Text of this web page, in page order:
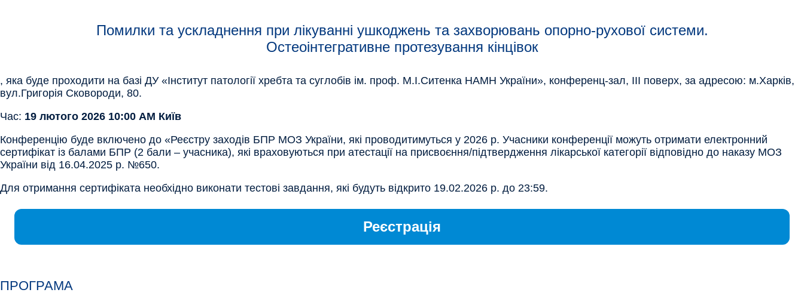
Помилки та ускладнення при лікуванні ушкоджень та захворювань опорно-рухової системи.
Остеоінтегративне протезування кінцівок
, яка буде проходити на базі ДУ «Інститут патології хребта та суглобів ім. проф. М.І.Ситенка НАМН України», конференц-зал, ІІІ поверх, за адресою: м.Харків,
вул.Григорія Сковороди, 80.
Час: 19 лютого 2026 10:00 AM Київ
Конференцію буде включено до «Реєстру заходів БПР МОЗ України, які проводитимуться у 2026 р. Учасники конференції можуть отримати електронний
сертифікат із балами БПР (2 бали – учасника), які враховуються при атестації на присвоєння/підтвердження лікарської категорії відповідно до наказу МОЗ
України від 16.04.2025 р. №650.
Для отримання сертифіката необхідно виконати тестові завдання, які будуть відкрито 19.02.2026 р. до 23:59.
Реєстрація
ПРОГРАМА